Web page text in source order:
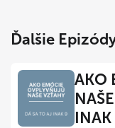
Ďalšie
AKO
INAK